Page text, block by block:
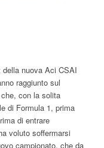
nuova Aci CSAI
raggiunto sul
con la solita
di Formula 1, prima
di entrare
voluto soffermarsi
campionato, che da